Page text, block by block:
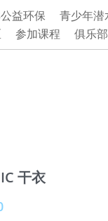
益环保 青少年潜
参加课程 俱乐
干衣